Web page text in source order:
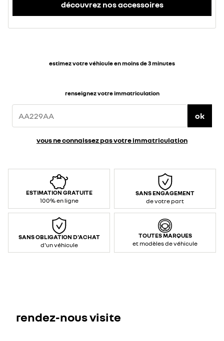
découvrez nos accessoires
estimez votre véhicule en moins de 3 minutes
renseignez votre immatriculation
ok
vous ne connaissez pas votre immatriculation
ESTIMATION GRATUITE
100% en ligne
SANS ENGAGEMENT
de votre part
SANS OBLIGATION D'ACHAT
d'un véhicule
TOUTES MARQUES
et modèles de véhicule
rendez-nous visite